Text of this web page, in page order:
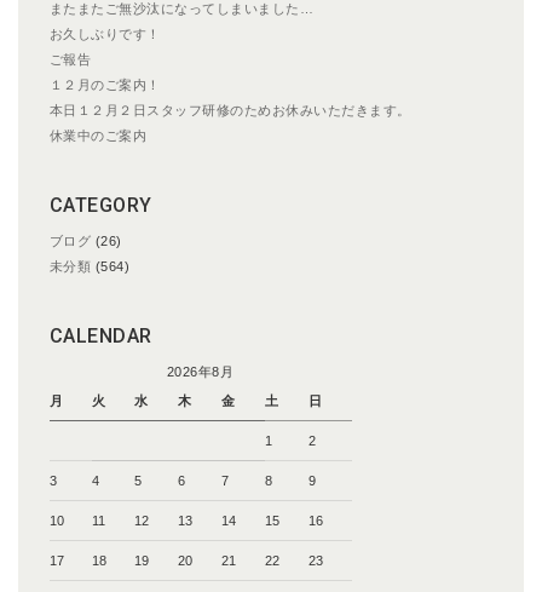
またまたご無沙汰になってしまいました…
お久しぶりです！
ご報告
１２月のご案内！
本日１２月２日スタッフ研修のためお休みいただきます。
休業中のご案内
CATEGORY
ブログ (26)
未分類 (564)
CALENDAR
2026年8月
月
火 水 木 金 土 日
1 2
3 4 5 6 7 8 9
10 11 12 13 14 15 16
17 18 19 20 21 22 23